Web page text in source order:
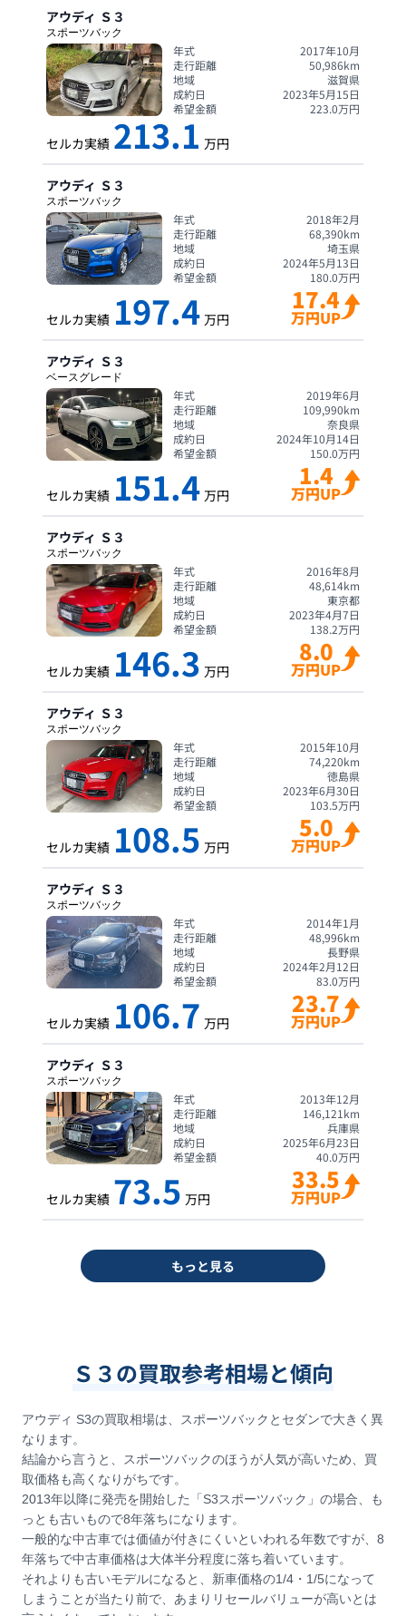
アウディ Ｓ３
スポーツバック
年式
2017年10月
走行距離
50,986km
地域
滋賀県
成約日
2023年5月15日
希望金額
223.0万円
セルカ実績 213.1 万円
アウディ Ｓ３
スポーツバック
年式
2018年2月
走行距離
68,390km
地域
埼玉県
成約日
2024年5月13日
希望金額
180.0万円
セルカ実績 197.4 万円
17.4
万円UP
アウディ Ｓ３
ベースグレード
年式
2019年6月
走行距離
109,990km
地域
奈良県
成約日
2024年10月14日
希望金額
150.0万円
セルカ実績 151.4 万円
1.4
万円UP
アウディ Ｓ３
スポーツバック
年式
2016年8月
走行距離
48,614km
地域
東京都
成約日
2023年4月7日
希望金額
138.2万円
セルカ実績 146.3 万円
8.0
万円UP
アウディ Ｓ３
スポーツバック
年式
2015年10月
走行距離
74,220km
地域
徳島県
成約日
2023年6月30日
希望金額
103.5万円
セルカ実績 108.5 万円
5.0
万円UP
アウディ Ｓ３
スポーツバック
年式
2014年1月
走行距離
48,996km
地域
長野県
成約日
2024年2月12日
希望金額
83.0万円
セルカ実績 106.7 万円
23.7
万円UP
アウディ Ｓ３
スポーツバック
年式
2013年12月
走行距離
146,121 km
地域
兵庫県
成約日
2025年6月23日
希望金額
40.0万円
セルカ実績 73.5 万円
33.5
万円UP
もっと見る
Ｓ３の買取参考相場と傾向
アウディ S3の買取相場は、スポーツバックとセダンで大きく異
なります。
結論から言うと、スポーツバックのほうが人気が高いため、買
取価格も高くなりがちです。
2013年以降に発売を開始した「S3スポーツバック」の場合、も
っとも古いもので8年落ちになります。
一般的な中古車では価値が付きにくいといわれる年数ですが、8
年落ちで中古車価格は大体半分程度に落ち着いています。
それよりも古いモデルになると、新車価格の1/4・1/5になって
しまうことが当たり前で、あまりリセールバリューが高いとは